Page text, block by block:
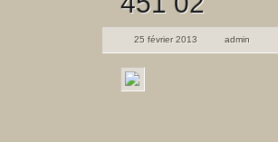
25 février 2013 admin